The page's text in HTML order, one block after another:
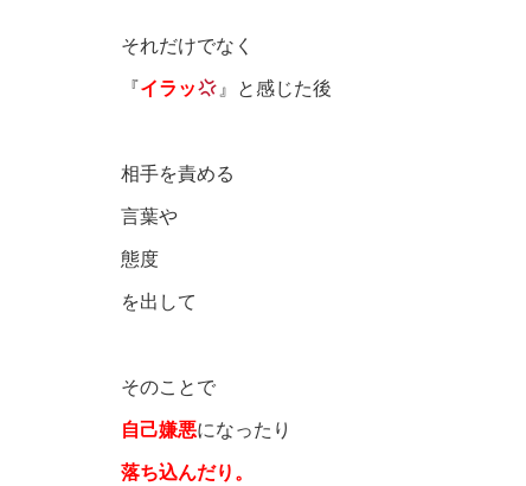
それだけでなく
『イラッ 』と感じた後
相手を責める
言葉や
態度
を出して
そのことで
自己嫌悪になったり
落ち込んだり。